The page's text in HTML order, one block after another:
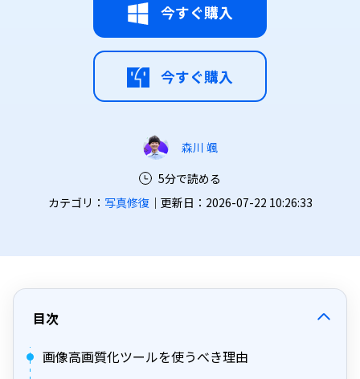
今すぐ購入
今すぐ購入
森川 颯
5分で読める
カテゴリ： 写真修復｜更新日：2026-07-22 10:26:33
目次
画像高画質化ツールを使うべき理由